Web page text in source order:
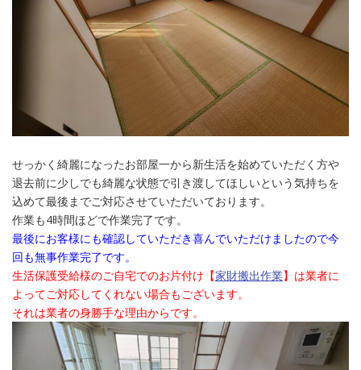
せっかく綺麗になったお部屋一から新生活を始めていただく方や
退去前に少しでも綺麗な状態で引き渡してほしいという気持ちを
込めて最後までご対応させていただいております。
作業も4時間ほどで作業完了です。
最後にお客様にも確認していただき喜んでいただけましたので今
回も無事作業完了です。
生活保護受給様のご自宅でのお片付け【家財搬出作業】は業者に
よってご対応してくれない場合もございます。
それは業者の身勝手な理由からです。